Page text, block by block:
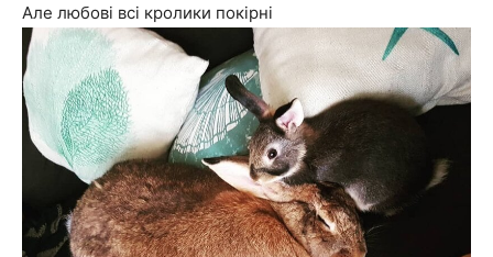
Але любові всі кролики покірні